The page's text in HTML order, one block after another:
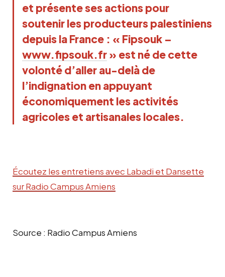
et présente ses actions pour
soutenir les producteurs palestiniens
depuis la France : « Fipsouk –
www.fipsouk.fr» est né de cette
volonté d’aller au-delà de
l’indignation en appuyant
économiquement les activités
agricoles et artisanales locales.
Écoutez les entretiens avec Labadi et Dansette
sur Radio Campus Amiens
Source : Radio Campus Amiens